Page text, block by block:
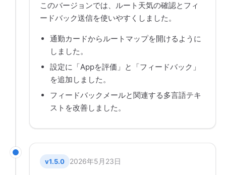
このバージョンでは、ルート天気の確認とフィ
ードバック送信を使いやすくしました。
通勤カードからルートマップを開けるように
しました。
設定に「Appを評価」と「フィードバック」
を追加しました。
フィードバックメールと関連する多言語テキ
ストを改善しました。
v1.5.0 2026年5月23日